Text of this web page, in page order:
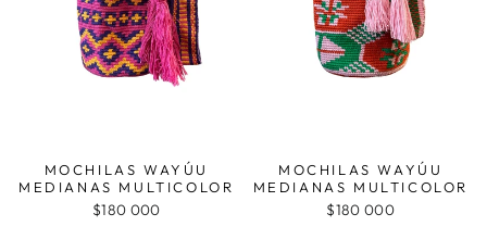
MOCHILAS WAYÚU
MEDIANAS MULTICOLOR
$180 000
MOCHILAS WAYÚU
MEDIANAS MULTICOLOR
$180 000